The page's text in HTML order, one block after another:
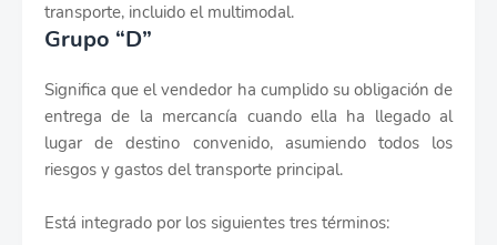
transporte, incluido el multimodal.
Grupo “D”
Significa que el vendedor ha cumplido su obligación de
entrega de la mercancía cuando ella ha llegado al
lugar de destino convenido, asumiendo todos los
riesgos y gastos del transporte principal.
Está integrado por los siguientes tres términos: